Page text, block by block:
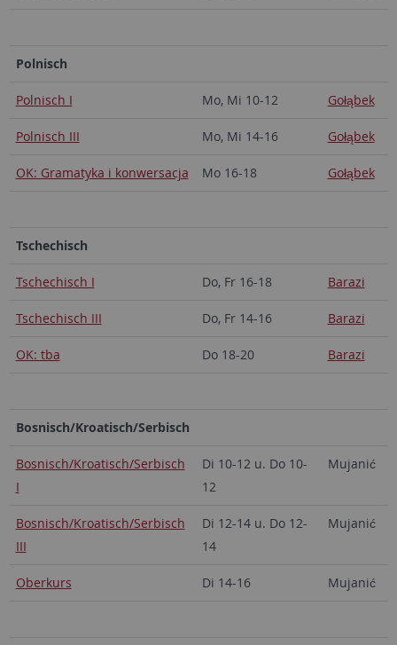
Polnisch
Polnisch I Mo, Mi 10-12 Gołąbek
Polnisch III Mo, Mi 14-16 Gołąbek
OK: Gramatyka i konwersacja Mo 16-18 Gołąbek
Tschechisch
Tschechisch I Do, Fr 16-18 Barazi
Tschechisch III Do, Fr 14-16 Barazi
OK: tba Do 18-20 Barazi
Bosnisch/Kroatisch/Serbisch
Bosnisch/Kroatisch/Serbisch
I
Di 10-12 u. Do 10-
12
Mujanić
Bosnisch/Kroatisch/Serbisch
III
Di 12-14 u. Do 12-
14
Mujanić
Oberkurs Di 14-16 Mujanić